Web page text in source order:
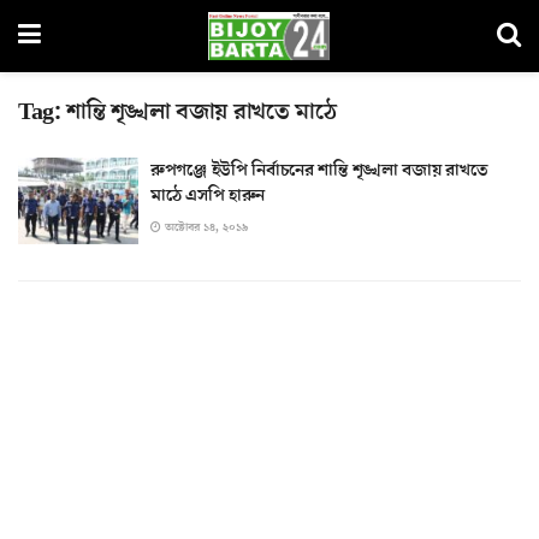
Tag:শান্তি শৃঙ্খলা বজায় রাখতে মাঠে
রুপগঞ্জে ইউপি নির্বাচনের শান্তি শৃঙ্খলা বজায় রাখতে
মাঠে এসপি হারুন
অক্টোবর ১৪, ২০১৯